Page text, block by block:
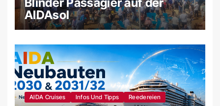
AIDAsol
AIDA Cruises Infos Und Tipps Reedereien